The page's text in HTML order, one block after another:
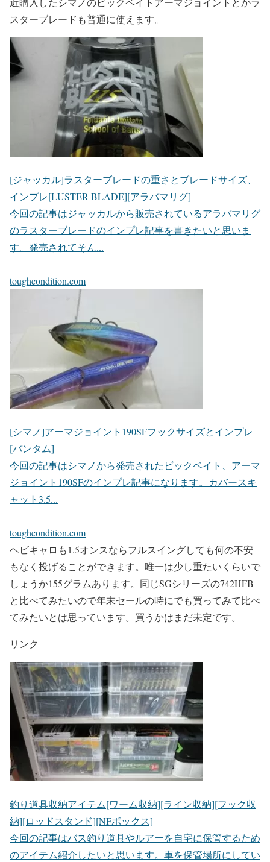
スターブレードも普通に使えます。
[ジャッカル]ラスターブレードの重さとブレードサイズ、
インプレ[LUSTER BLADE][アラバマリグ]
今回の記事はジャッカルから販売されているアラバマリグ
のラスターブレードのインプレ記事を書きたいと思いま
す。発売されてそん...
toughcondition.com
[シマノ]アーマジョイント190SFフックサイズとインプレ
[バンタム]
今回の記事はシマノから発売されたビックベイト、アーマ
ジョイント190SFのインプレ記事になります。カバースキ
ャット3.5...
toughcondition.com
ヘビキャロも1.5オンスならフルスイングしても何の不安
もなく投げることができます。唯一は少し重たいくらいで
しょうか155グラムあります。同じSGシリーズの742HFB
と比べてみたいので年末セールの時にでも買ってみて比べ
てみたいとは思っています。買うかはまだ未定です。
リンク
釣り道具収納アイテム[ワーム収納][ライン収納][フック収
納][ロッドスタンド][NFボックス]
今回の記事はバス釣り道具やルアーを自宅に保管するため
のアイテム紹介したいと思います。車を保管場所にしてい